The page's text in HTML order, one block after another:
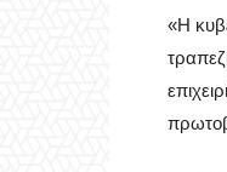
«Η